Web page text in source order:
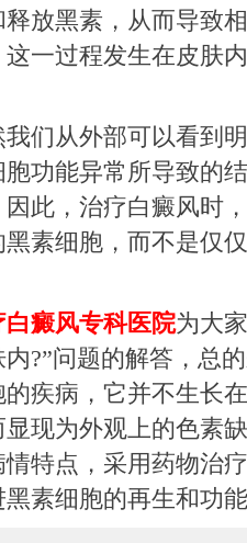
放黑素，从而导致
一过程发生在皮肤
从外部可以看到明
功能异常所导致的
此，治疗白癜风时
素细胞，而不是仅
癜风专科医院为大
?”问题的解答，总
疾病，它并不生长
现为外观上的色素
特点，采用药物治
素细胞的再生和功